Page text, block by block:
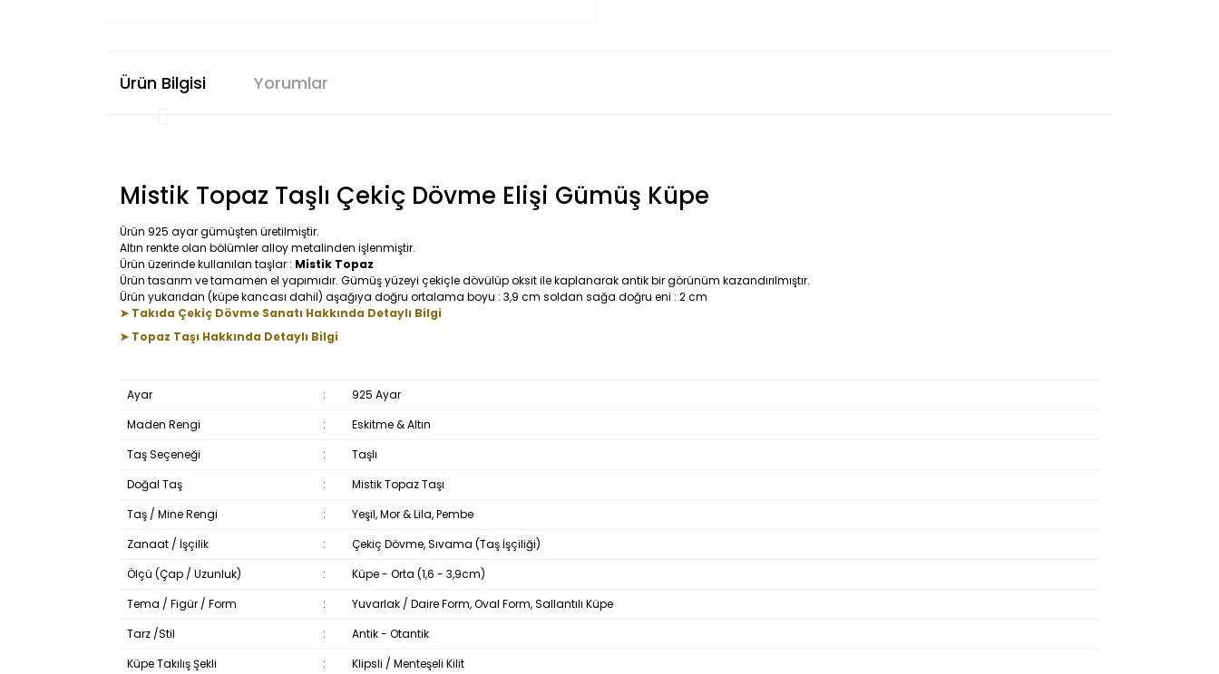
Ürün Bilgisi Yorumlar
Mistik Topaz Taşlı Çekiç Dövme Elişi Gümüş Küpe
Ürün 925 ayar gümüşten üretilmiştir.
Altın renkte olan bölümler alloy metalinden işlenmiştir.
Ürün üzerinde kullanılan taşlar : Mistik Topaz
Ürün tasarım ve tamamen el yapımıdır. Gümüş yüzeyi çekiçle dövülüp oksit ile kaplanarak antik bir görünüm kazandırılmıştır.
Ürün yukarıdan (küpe kancası dahil) aşağıya doğru ortalama boyu : 3,9 cm soldan sağa doğru eni : 2 cm
➤ Takıda Çekiç Dövme Sanatı Hakkında Detaylı Bilgi
➤ Topaz Taşı Hakkında Detaylı Bilgi
Ayar :
925 Ayar
Maden Rengi
:
Eskitme & Altın
Taş Seçeneği
:
Taşlı
Doğal Taş
:
Mistik Topaz Taşı
Taş / Mine Rengi
:
Yeşil, Mor & Lila, Pembe
Zanaat / İşçilik
:
Çekiç Dövme, Sıvama (Taş İşçiliği)
Ölçü (Çap / Uzunluk)
:
Küpe - Orta (1,6 - 3,9cm)
Tema / Figür / Form
:
Yuvarlak / Daire Form, Oval Form, Sallantılı Küpe
Tarz /Stil
:
Antik - Otantik
Küpe Takılış Şekli
: Klipsli / Menteşeli Kilit